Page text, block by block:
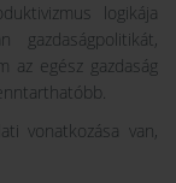
logikája
az egész gazdaság
vonatkozása van,